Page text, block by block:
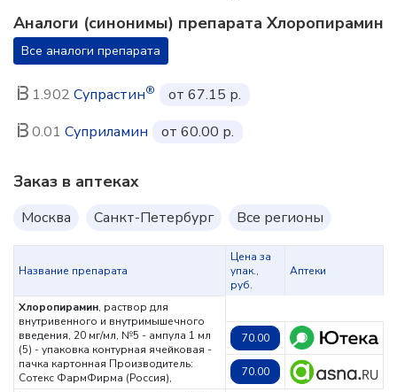
Аналоги (синонимы) препарата Хлоропирамин
Все аналоги препарата
1.902 Супрастин®
от 67.15 р.
0.01 Суприламин от 60.00 р.
Заказ в аптеках
Москва Санкт-Петербург Все регионы
Название препарата
Цена за
упак.,
руб.
Аптеки
Хлоропирамин, раствор для
внутривенного и внутримышечного
введения, 20 мг/мл, №5 - ампула 1 мл
(5) - упаковка контурная ячейковая -
пачка картонная Производитель:
Сотекс ФармФирма (Россия),
70.00
70.00